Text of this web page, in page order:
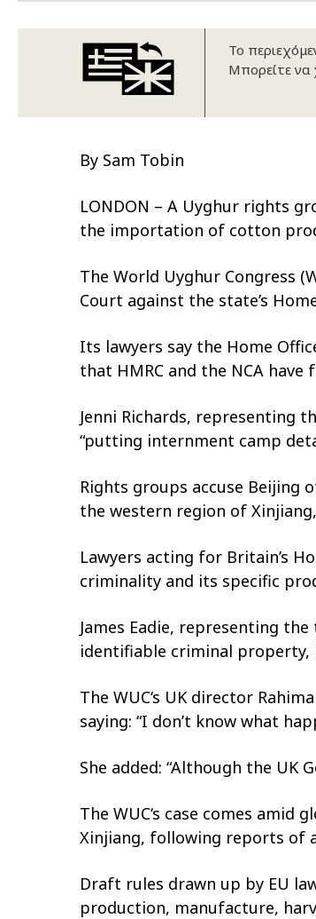
Το
Μπορείτε να
By Sam Tobin
LONDON – A Uyghur rights
the importation of cotton
The World Uyghur Congress
Court against the state’s
Its lawyers say the Home
that HMRC and the NCA
Jenni Richards, representing
“putting internment camp
Rights groups accuse Beijing
the western region of
Lawyers acting for Britain’s
criminality and its specific
James Eadie, representing
identifiable criminal property,
The WUC‘s UK director
saying: “I don’t know what
She added: “Although the UK
The WUC‘s case comes
Xinjiang, following reports of
Draft rules drawn up by EU
production, manufacture,